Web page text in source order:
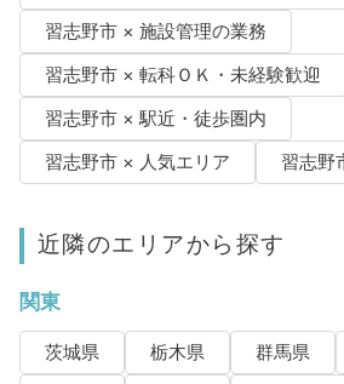
習志野市 × 施設管理の業務
習志野市 × 転科ＯＫ・未経験歓迎
習志野市 × 駅近・徒歩圏内
習志野市 × 人気エリア
習志野
近隣のエリアから探す
関東
茨城県 栃木県 群馬県